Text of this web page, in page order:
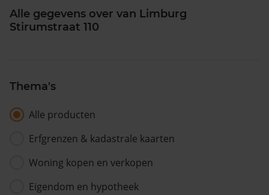
Alle gegevens over van Limburg
Stirumstraat 110
Thema's
Alle producten
Erfgrenzen & kadastrale kaarten
Woning kopen en verkopen
Eigendom en hypotheek